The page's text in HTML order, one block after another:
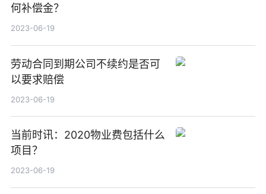
何补偿金？
2023-06-19
劳动合同到期公司不续约是否可
以要求赔偿
2023-06-19
当前时讯：2020物业费包括什么
项目？
2023-06-19